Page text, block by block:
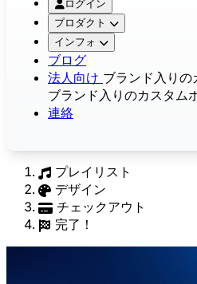
ログイン
プロダクト
インフォ
ブログ
法人向け ブランド入りの
ブランド入りのカスタム
連絡
プレイリスト
デザイン
チェックアウト
完了！